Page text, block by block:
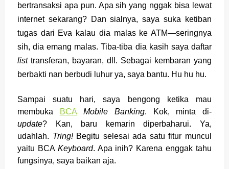
bertransaksi apa pun. Apa sih yang nggak bisa lewat
internet sekarang? Dan sialnya, saya suka ketiban
tugas dari Eva kalau dia malas ke ATM—seringnya
sih, dia emang malas. Tiba-tiba dia kasih saya daftar
listtransferan, bayaran, dll. Sebagai kembaran yang
berbakti nan berbudi luhur ya, saya bantu. Hu hu hu.
Sampai suatu hari, saya bengong ketika mau
membuka
BCA Mobile Banking. Kok, minta di-
update? Kan, baru kemarin diperbaharui. Ya,
udahlah. Tring!Begitu selesai ada satu fitur muncul
yaitu BCA Keyboard. Apa inih? Karena enggak tahu
fungsinya, saya baikan aja.